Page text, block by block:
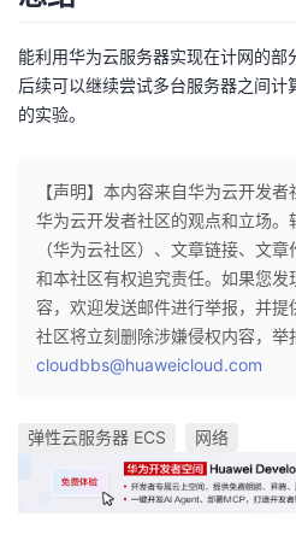
能利用华为云服务器实现在计网的部
后续可以继续尝试多台服务器之间
的实验。
【声明】本内容来自华为云开发
华为云开发者社区的观点和立场
（华为云社区）、文章链接、文
和本社区有权追究责任。如果您
容，欢迎发送邮件进行举报，并
社区将立刻删除涉嫌侵权内容，举
cloudbbs@huaweicloud.com
弹性云服务器 ECS 网络